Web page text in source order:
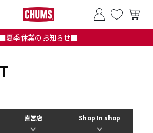
■夏季休業のお知らせ■
直営店 Shop In shop